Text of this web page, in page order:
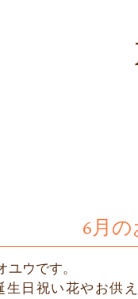
6月
ウです。
生日祝い花やお供